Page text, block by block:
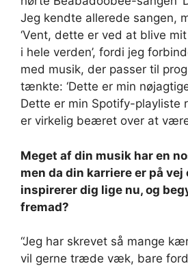
Jeg kendte allerede sangen,
‘Vent, dette er ved at blive
i hele verden’, fordi jeg
med musik, der passer til
tænkte: ‘Dette er min
Dette er min Spotify-playliste
er virkelig beæret over at
Meget af din musik har en
men da din karriere er på vej
inspirerer dig lige nu, og
fremad?
“Jeg har skrevet så mange
vil gerne træde væk, bare